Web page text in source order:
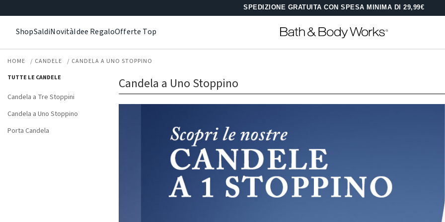
SPEDIZIONE GRATUITA CON SPESA MINIMA DI 29,99€
ShopSaldiNovitàIdee RegaloOfferte Top
HOME CANDELE
CANDELA A UNO STOPPINO
TUTTE LE CANDELE
Candela a Tre Stoppini
Candela a Uno Stoppino
Porta Candela
Candela a Uno Stoppino